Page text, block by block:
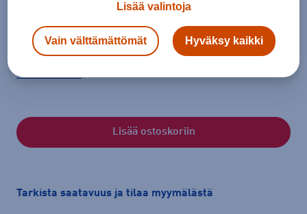
45 - 46 46 - 47 48 - 49
Kokotaulukko
Lisää ostoskoriin
Tarkista saatavuus ja tilaa myymälästä
Lisää valintoja
Vain välttämättömät Hyväksy kaikki